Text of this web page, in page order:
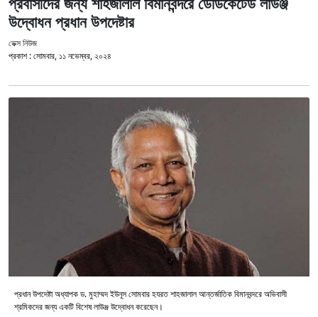
উদ্বোধন প্রধান উপদেষ্টার
ডেক্স নিউজ
প্রকাশ :সোমবার, ১১ নভেম্বর, ২০২৪
প্রধান উপদেষ্টা অধ্যাপক ড. মুহাম্মদ ইউনূস সোমবার হযরত শাহজালাল আন্তর্জাতিক বিমানবন্দরে অভিবাসী
শ্রমিকদের জন্য একটি বিশেষ লাউঞ্জ উদ্বোধন করেছেন।